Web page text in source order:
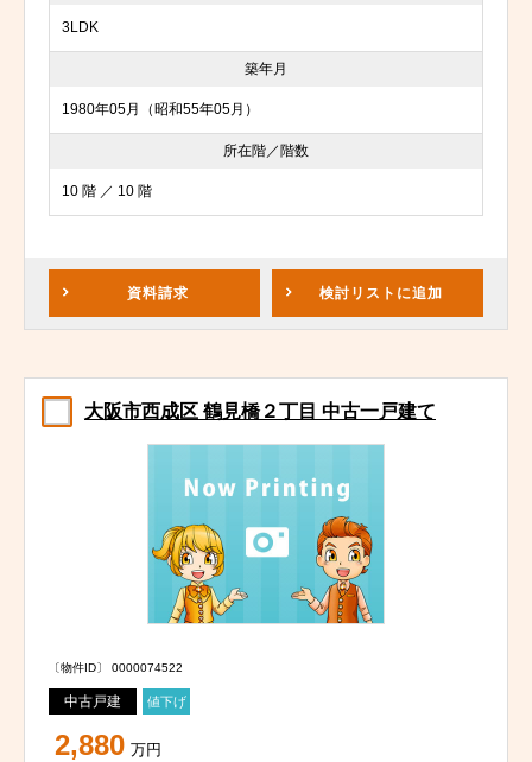
3LDK
築年月
1980年05月（昭和55年05月）
所在階／階数
10 階 ／ 10 階
資料請求 検討リスト に追加
大阪市西成区 鶴見橋２丁目 中古一戸建て
〔物件ID〕 0000074522
中古戸建 値下げ
2,880 万円